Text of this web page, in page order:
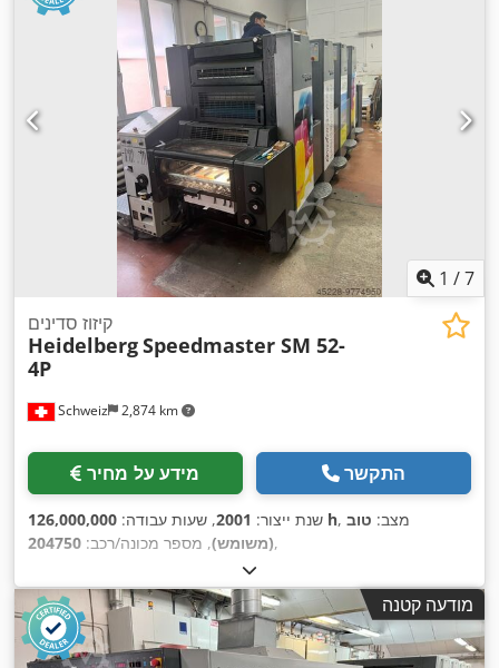
1 /7
Schweiz 2,874 km
קיזוז סדינים
HeidelbergSpeedmaster SM 52-
4P
מידע על מחיר התקשר
שנת ייצור: 2001, שעות עבודה: 126,000,000 h , מצב: טוב
(משומש), מספר מכונה/רכב: 204750 ,
מודעה קטנה